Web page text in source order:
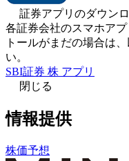
証券アプリのダウン
各証券会社のスマホア
トールがまだの場合は
い。
SBI証券 株 アプリ
閉じる
情報提供
株価予想